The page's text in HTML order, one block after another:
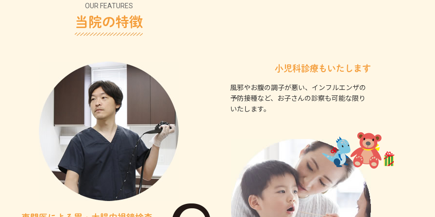
OUR FEATURES
当院の特徴
小児科診療もいたします
風邪やお腹の調子が悪い、インフルエンザの
予防接種など、お子さんの診察も可能な限り
いたします。